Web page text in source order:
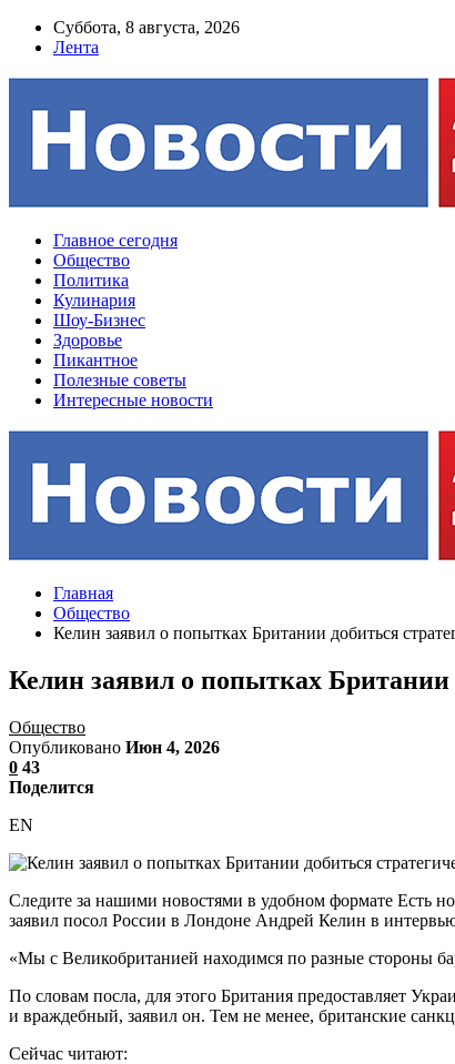
Суббота, 8 августа, 2026
Лента
Главное сегодня
Общество
Политика
Кулинария
Шоу-Бизнес
Здоровье
Пикантное
Полезные советы
Интересные новости
Главная
Общество
Келин заявил о попытках Британии добиться
Келин заявил о попытках Британии
Общество
Опубликовано Июн 4, 2026
0 43
Поделится
EN
Следите за нашими новостями в удобном формате Есть
заявил посол России в Лондоне Андрей Келин в
«Мы с Великобританией находимся по разные стороны
По словам посла, для этого Британия предоставляет
и враждебный, заявил он. Тем не менее, британские
Сейчас читают: